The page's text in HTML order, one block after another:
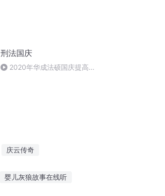
刑法国庆
2020年华成法硕国庆提高班
庆云传奇
婴儿灰狼故事在线听